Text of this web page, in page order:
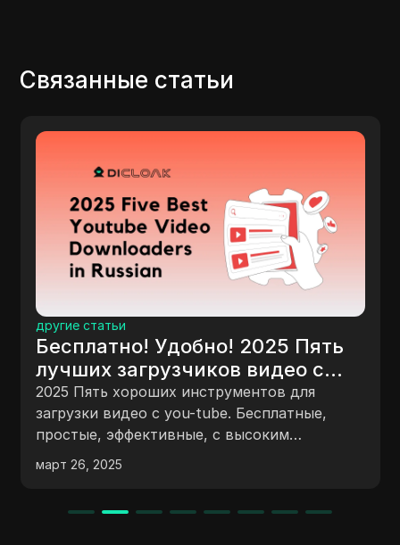
Связанные статьи
статьи
Удобно! 2025 Пять
загрузчиков видео с
на русском языке!
Пять хороших инструментов для
видео с you-tube. Бесплатные,
эффективные, с высоким
загрузки и поддержкой русского
26, 2025